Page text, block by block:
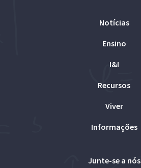
Notícias
Ensino
I&I
Recursos
Viver
Informações
Junte-se a nós